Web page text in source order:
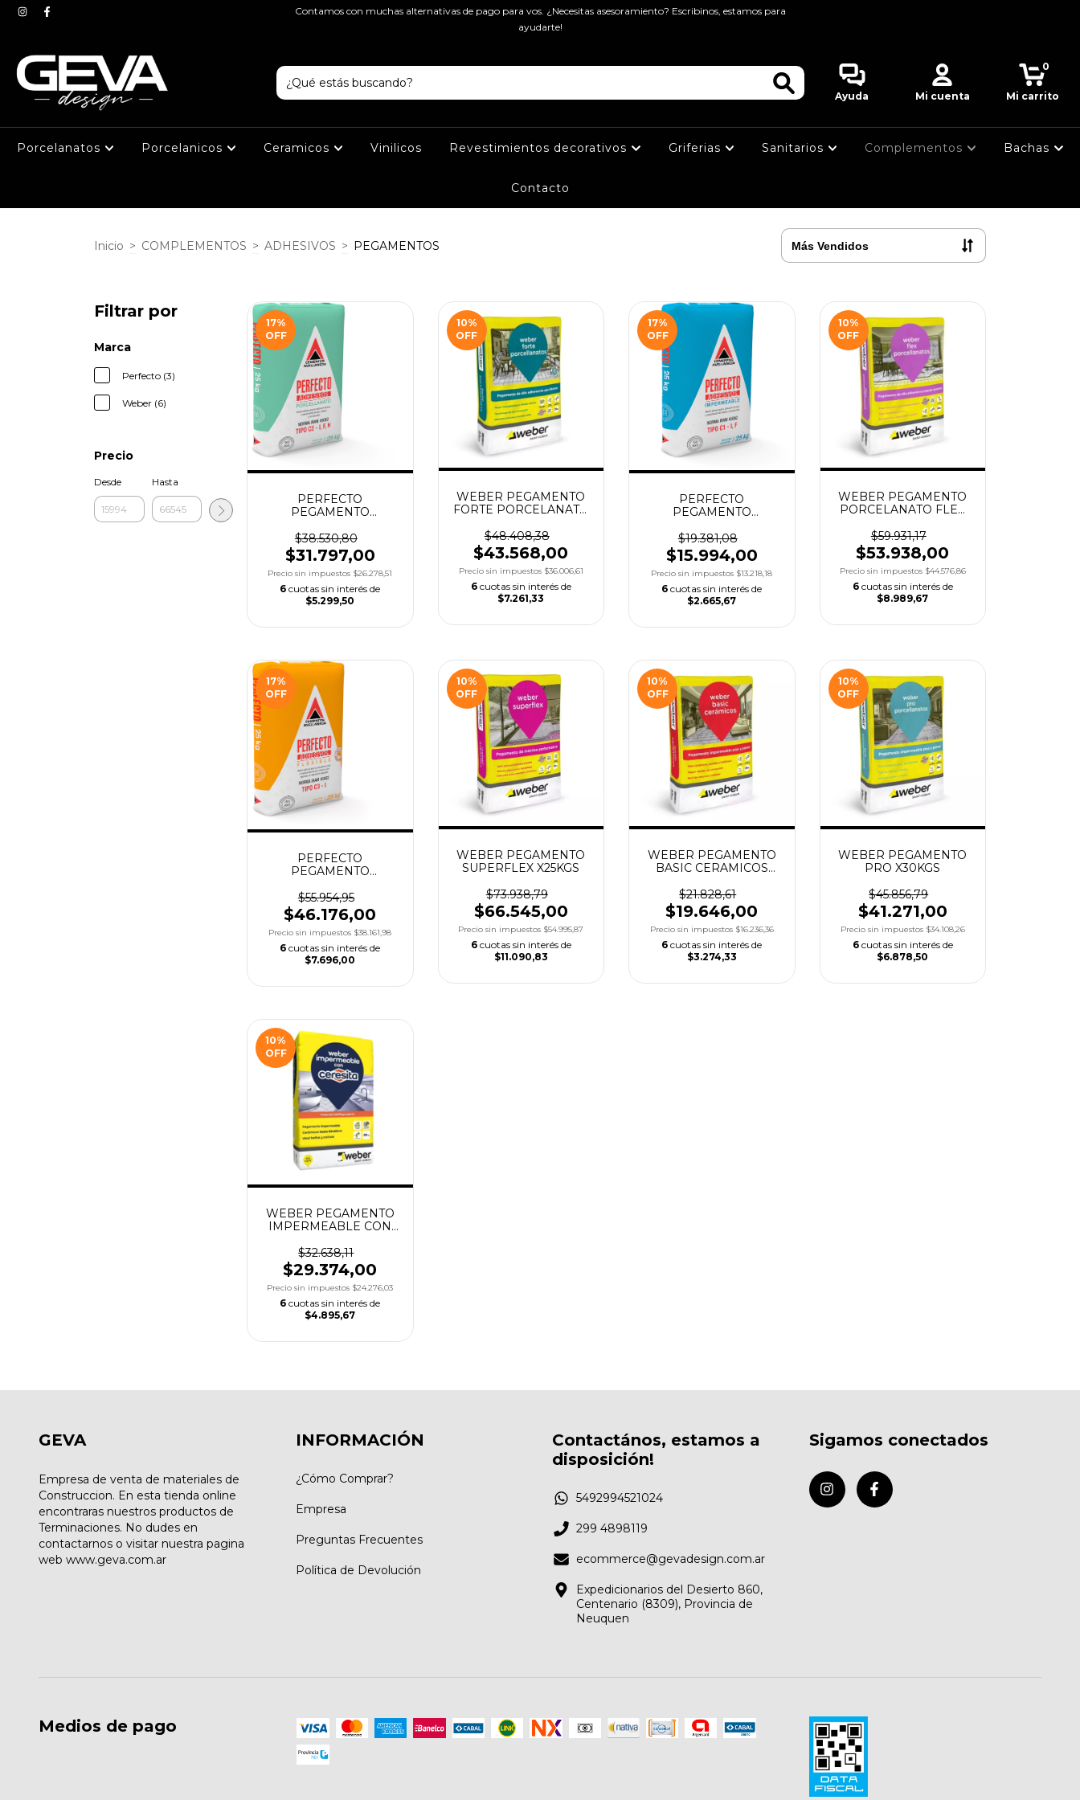
Contamos con muchas alternativas de pago para vos. ¿Necesitas asesoramiento? Escribinos, estamos para
ayudarte!
Ayuda Mi cuenta Mi carrito
0
Porcelanatos Porcelanicos Ceramicos Vinilicos Revestimientos decorativos Griferias Sanitarios Complementos Bachas
Contacto
Inicio > COMPLEMENTOS > ADHESIVOS > PEGAMENTOS
Filtrar por
Marca
Perfecto (3)
Weber (6)
Precio
Desde Hasta
17%
OFF
PERFECTO
PEGAMENTO
$38.530,80
$31.797,00
Precio sin impuestos $26.278,51
6 cuotas sin interés de
$5.299,50
10%
OFF
WEBER PEGAMENTO
FORTE PORCELANATO
$48.408,38
$43.568,00
Precio sin impuestos $36.006,61
6 cuotas sin interés de
$7.261,33
17%
OFF
PERFECTO
PEGAMENTO
$19.381,08
$15.994,00
Precio sin impuestos $13.218,18
6 cuotas sin interés de
$2.665,67
10%
OFF
WEBER PEGAMENTO
PORCELANATO FLEX
$59.931,17
$53.938,00
Precio sin impuestos $44.576,86
6 cuotas sin interés de
$8.989,67
17%
OFF
PERFECTO
PEGAMENTO
$55.954,95
$46.176,00
Precio sin impuestos $38.161,98
6 cuotas sin interés de
$7.696,00
10%
OFF
WEBER PEGAMENTO
SUPERFLEX X25KGS
$73.938,79
$66.545,00
Precio sin impuestos $54.995,87
6 cuotas sin interés de
$11.090,83
10%
OFF
WEBER PEGAMENTO
BASIC CERAMICOS
$21.828,61
$19.646,00
Precio sin impuestos $16.236,36
6 cuotas sin interés de
$3.274,33
10%
OFF
WEBER PEGAMENTO
PRO X30KGS
$45.856,79
$41.271,00
Precio sin impuestos $34.108,26
6 cuotas sin interés de
$6.878,50
10%
OFF
WEBER PEGAMENTO
IMPERMEABLE CON
$32.638,11
$29.374,00
Precio sin impuestos $24.276,03
6 cuotas sin interés de
$4.895,67
GEVA
Empresa de venta de materiales de
Construccion. En esta tienda online
encontraras nuestros productos de
Terminaciones. No dudes en
contactarnos o visitar nuestra pagina
web www.geva.com.ar
INFORMACIÓN
¿Cómo Comprar?
Empresa
Preguntas Frecuentes
Política de Devolución
Contactános, estamos a
disposición!
5492994521024
299 4898119
ecommerce@gevadesign.com.ar
Expedicionarios del Desierto 860,
Centenario (8309), Provincia de
Neuquen
Sigamos conectados
Medios de pago